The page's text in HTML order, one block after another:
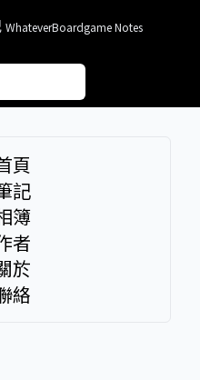
WhateverBoardgame Notes
頁
記
簿
者
於
絡